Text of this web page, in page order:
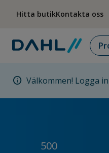
Hitta butikKontakta oss
info Välkommen! Logga
500